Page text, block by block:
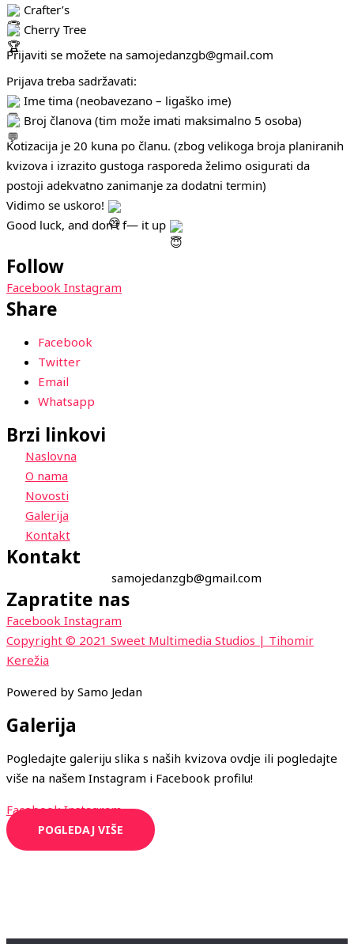
Crafter’s
Cherry Tree
Prijaviti se možete na samojedanzgb@gmail.com
Prijava treba sadržavati:
Ime tima (neobavezano – ligaško ime)
Broj članova (tim može imati maksimalno 5 osoba)
Kotizacija je 20 kuna po članu. (zbog velikoga broja planiranih
kvizova i izrazito gustoga rasporeda želimo osigurati da
postoji adekvatno zanimanje za dodatni termin)
Vidimo se uskoro!
Good luck, and don’t f— it up
Follow
Facebook Instagram
Share
Facebook
Twitter
Email
Whatsapp
Brzi linkovi
Naslovna
O nama
Novosti
Galerija
Kontakt
Kontakt
samojedanzgb@gmail.com
Zapratite nas
Facebook Instagram
Copyright © 2021 Sweet Multimedia Studios | Tihomir
Kerežia
Powered by Samo Jedan
Galerija
Pogledajte galeriju slika s naših kvizova ovdje ili pogledajte
više na našem Instagram i Facebook profilu!
Facebook Instagram
POGLEDAJ VIŠE